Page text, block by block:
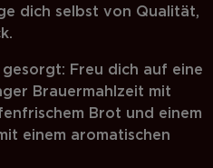
dich selbst von Qualität,
Freu dich auf eine
Brauermahlzeit mit
Brot und einem
einem aromatischen